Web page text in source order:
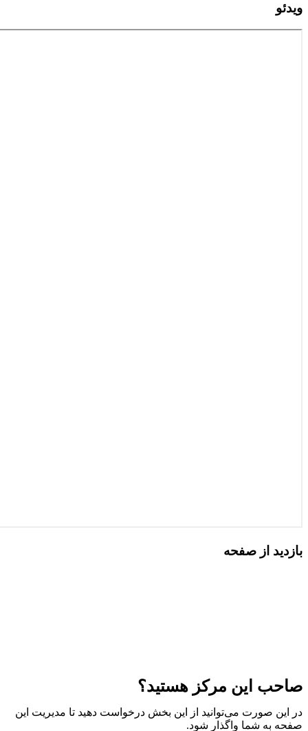
ویدئو
بازدید از صفحه
صاحب این مرکز هستید؟
در این صورت می‌توانید از این بخش درخواست دهید تا مدیریت این
صفحه به شما واگذار شود.